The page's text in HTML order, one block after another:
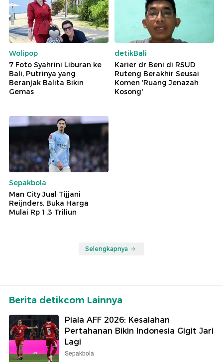
Wolipop
7 Foto Syahrini Liburan ke
Bali, Putrinya yang
Beranjak Balita Bikin
Gemas
detikBali
Karier dr Beni di RSUD
Ruteng Berakhir Seusai
Komen 'Ruang Jenazah
Kosong'
Sepakbola
Man City Jual Tijjani
Reijnders, Buka Harga
Mulai Rp 1,3 Triliun
Selengkapnya
Berita detikcom Lainnya
Piala AFF 2026: Kesalahan
Pertahanan Bikin Indonesia Gigit Jari
Lagi
Sepakbola